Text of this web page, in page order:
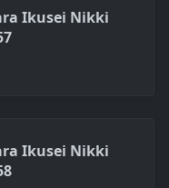
Ikusei Nikki
Ikusei Nikki